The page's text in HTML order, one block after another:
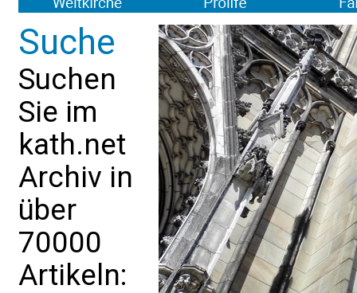
Suche
Suchen
Sie im
kath.net
Archiv in
über
70000
Artikeln: